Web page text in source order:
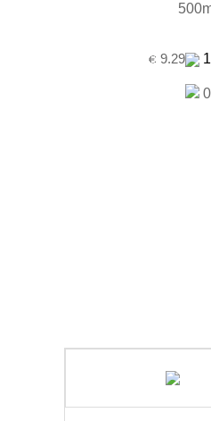
9.29
0